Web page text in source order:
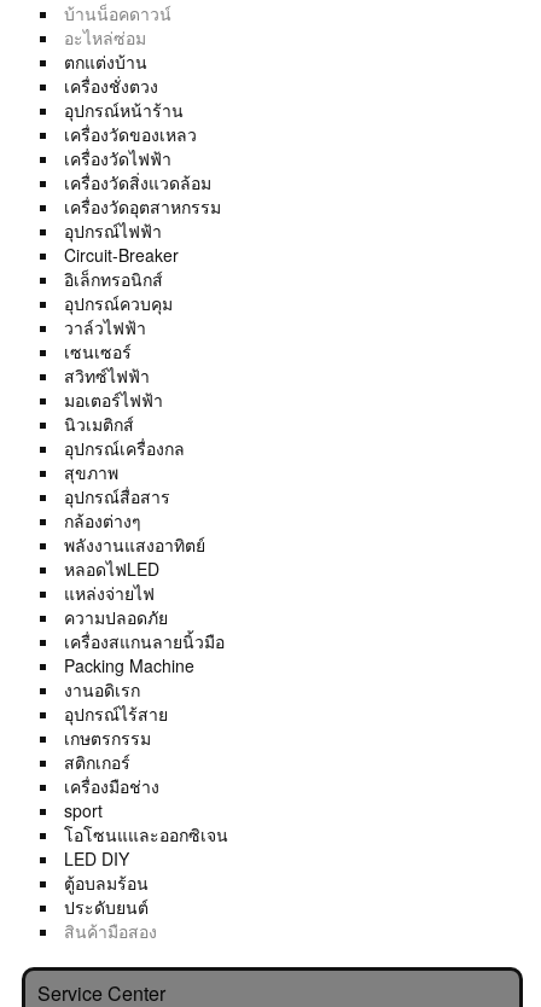
บ้านน็อคดาวน์
อะไหล่ซ่อม
ตกแต่งบ้าน
เครื่องชั่งตวง
อุปกรณ์หน้าร้าน
เครื่องวัดของเหลว
เครื่องวัดไฟฟ้า
เครื่องวัดสิ่งแวดล้อม
เครื่องวัดอุตสาหกรรม
อุปกรณ์ไฟฟ้า
Circuit-Breaker
อิเล็กทรอนิกส์
อุปกรณ์ควบคุม
วาล์วไฟฟ้า
เซนเซอร์
สวิทซ์ไฟฟ้า
มอเตอร์ไฟฟ้า
นิวเมติกส์
อุปกรณ์เครื่องกล
สุขภาพ
อุปกรณ์สื่อสาร
กล้องต่างๆ
พลังงานแสงอาทิตย์
หลอดไฟLED
แหล่งจ่ายไฟ
ความปลอดภัย
เครื่องสแกนลายนิ้วมือ
Packing Machine
งานอดิเรก
อุปกรณ์ไร้สาย
เกษตรกรรม
สติกเกอร์
เครื่องมือช่าง
sport
โอโซนแและออกซิเจน
LED DIY
ตู้อบลมร้อน
ประดับยนต์
สินค้ามือสอง
Service Center